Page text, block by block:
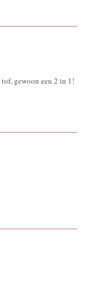
gewoon een 2 in 1!